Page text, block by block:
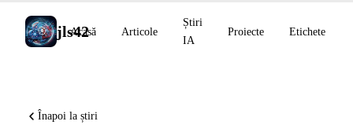
jls42
Acasă Articole
Știri
IA
Proiecte Etichete
Înapoi la știri